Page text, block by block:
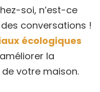
soi, n’est-ce
conversations !
écologiques
la
votre maison.